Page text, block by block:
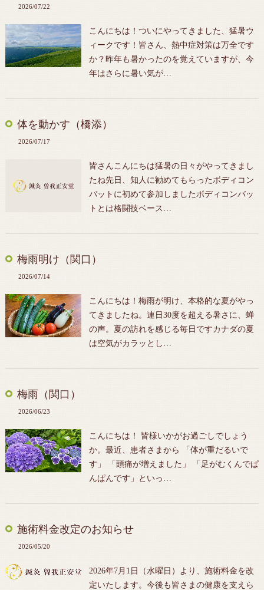
2026/07/22
こんにちは！ついにやってきました、猛暑ウ
ィークです！皆さん、熱中症対策は万全です
か？昨年も暑かったのを覚えていますが、今
年はさらに暑い気が…
体を動かす（橋添）
2026/07/17
皆さんこんにちは猛暑の日々がやってきまし
たね先日、知人に勧めてもらったボディコン
バットに初めて参加しましたボディコンバッ
トとは格闘技ベース…
梅雨明け（関口）
2026/07/14
こんにちは！梅雨が明け、本格的な夏がやっ
てきましたね。連日30度を超える暑さに、蝉
の声。夏の訪れを感じる毎日ですカナダの夏
は空気がカラッとし…
梅雨（関口）
2026/06/23
こんにちは！ 皆様いかがお過ごしでしょう
か。最近、患者さまから 「体が重だるいで
す」 「頭痛が増えました」 「足がむくんでぱ
んぱんです」といっ…
施術料金改定のお知らせ
2026/05/20
2026年7月1日（水曜日）より、施術料金を改
定いたします。今後も皆さまの健康を支えら